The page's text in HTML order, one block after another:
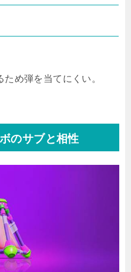
ため弾を当てにくい。
のサブと相性